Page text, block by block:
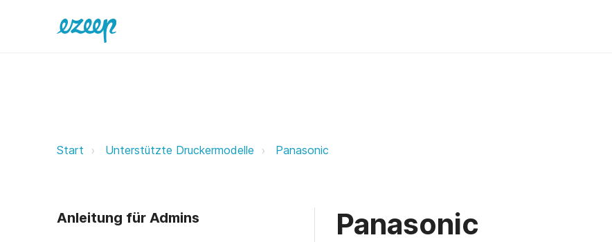
Panasonic ezeep Support Support
Start Unterstützte Druckermodelle Panasonic
Anleitung für Admins Panasonic